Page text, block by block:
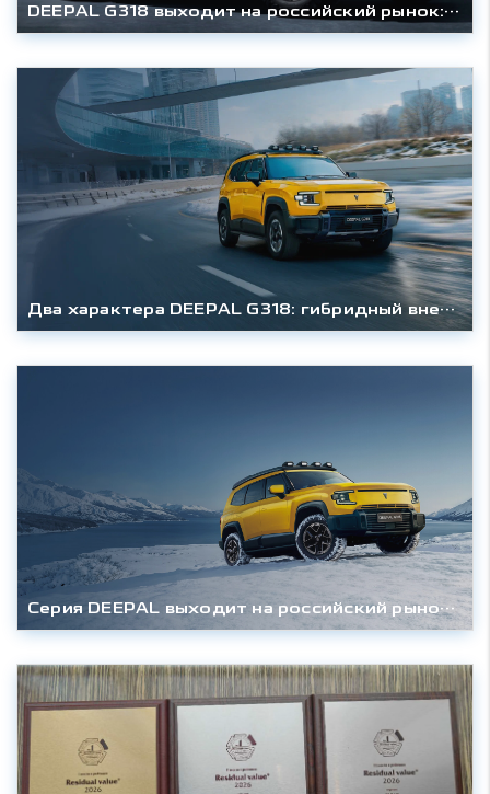
DEEPAL G318 выходит на российский рынок: гибридный внедорожник доступен от 4 407 000 рублей
Два характера DEEPAL G318: гибридный внедорожник доступен в оснащениях «Техно» и «Эверест»
Серия DEEPAL выходит на российский рынок с гибридным внедорожником G318